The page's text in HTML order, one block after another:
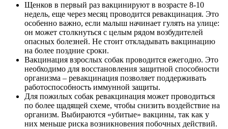
Щенков в первый раз вакцинируют в возрасте 8-10
недель, еще через месяц проводится ревакцинация. Это
особенно важно, если малыш начинает гулять на улице:
он может столкнуться с целым рядом возбудителей
опасных болезней. Не стоит откладывать вакцинацию
на более поздние сроки.
Вакцинация взрослых собак проводится ежегодно. Это
необходимо для восстановления защитной способности
организма – ревакцинация позволяет поддерживать
работоспособность иммунной защиты.
Для пожилых собак ревакцинация может проводиться
по более щадящей схеме, чтобы снизить воздействие на
организм. Выбираются «убитые» вакцины, так как у
них меньше риска возникновения побочных действий.